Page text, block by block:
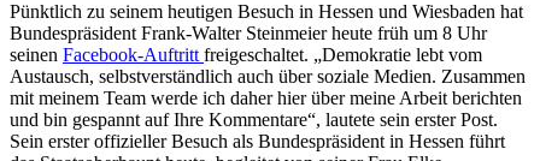
Pünktlich zu seinem heutigen Besuch in Hessen und Wiesbaden hat
Bundespräsident Frank-Walter Steinmeier heute früh um 8 Uhr
seinen Facebook-Auftritt freigeschaltet. „Demokratie lebt vom
Austausch, selbstverständlich auch über soziale Medien. Zusammen
mit meinem ‎Team werde ich daher hier über meine Arbeit berichten
und bin gespannt auf Ihre Kommentare“, lautete sein erster Post.
Sein erster offizieller Besuch als Bundespräsident in Hessen führt